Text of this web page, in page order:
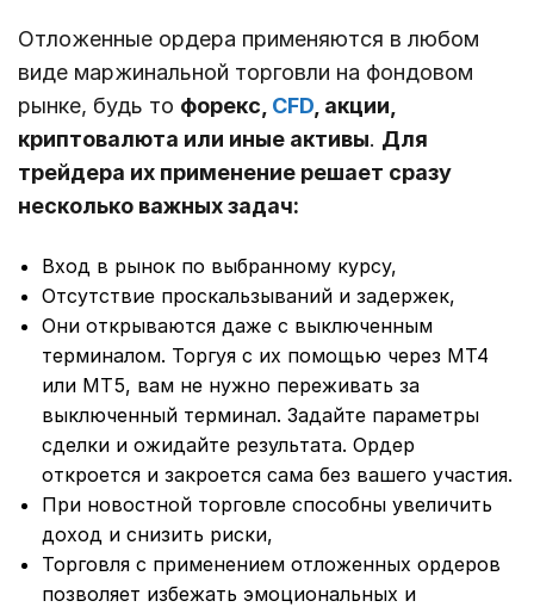
Отложенные ордера применяются в любом
виде маржинальной торговли на фондовом
рынке, будь то форекс, CFD , акции,
криптовалюта или иные активы. Для
трейдера их применение решает сразу
несколько важных задач:
Вход в рынок по выбранному курсу,
Отсутствие проскальзываний и задержек,
Они открываются даже с выключенным
терминалом. Торгуя с их помощью через МТ4
или МТ5, вам не нужно переживать за
выключенный терминал. Задайте параметры
сделки и ожидайте результата. Ордер
откроется и закроется сама без вашего участия.
При новостной торговле способны увеличить
доход и снизить риски,
Торговля с применением отложенных ордеров
позволяет избежать эмоциональных и